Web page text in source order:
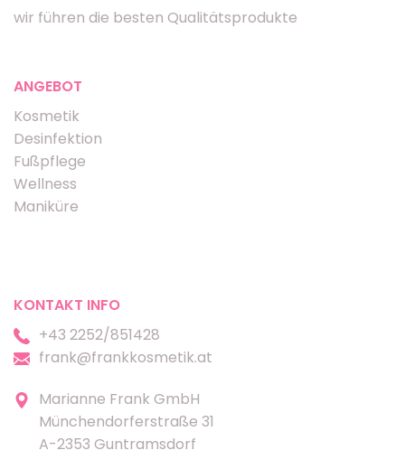
wir führen die besten Qualitätsprodukte
ANGEBOT
Kosmetik
Desinfektion
Fußpflege
Wellness
Maniküre
KONTAKT INFO
+43 2252/851428
frank@frankkosmetik.at
Marianne Frank GmbH
Münchendorferstraße 31
A-2353 Guntramsdorf